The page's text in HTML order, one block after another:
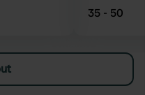
35 - 50